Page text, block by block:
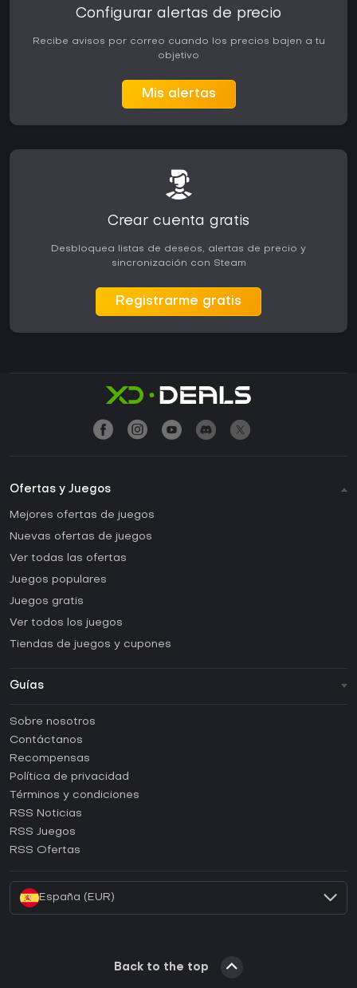
Configurar alertas de precio
Recibe avisos por correo cuando los precios bajen a tu
objetivo
Mis alertas
Crear cuenta gratis
Desbloquea listas de deseos, alertas de precio y
sincronización con Steam
Registrarme gratis
Ofertas y Juegos
Mejores ofertas de juegos
Nuevas ofertas de juegos
Ver todas las ofertas
Juegos populares
Juegos gratis
Ver todos los juegos
Tiendas de juegos y cupones
Guías
Guías y tutoriales
¿Cómo activar una CD Key de Steam?
¿Cómo activar una CD Key de Epic Games?
¿Cómo activar una CD Key de GOG?
¿Cómo activar una CD Key de Ubisoft Connect?
¿Cómo activar una CD Key de EA App?
Sobre nosotros
Contáctanos
Recompensas
Política de privacidad
Términos y condiciones
RSS Noticias
RSS Juegos
RSS Ofertas
España (EUR)
Back to the top